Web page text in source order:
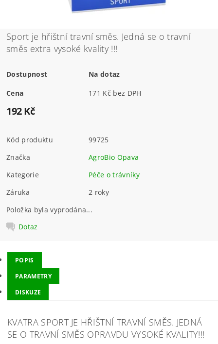
Sport je hřištní travní směs. Jedná se o travní
směs extra vysoké kvality !!!
Dostupnost Na dotaz
Cena 171 Kč bez DPH
192 Kč
Kód produktu
99725
Značka
AgroBio Opava
Kategorie
Péče o trávníky
Záruka
2 roky
Položka byla vyprodána...
Dotaz
POPIS
PARAMETRY
DISKUZE
KVATRA SPORT JE HŘIŠTNÍ TRAVNÍ SMĚS. JEDNÁ
SE O TRAVNÍ SMĚS OPRAVDU VYSOKÉ KVALITY!!!